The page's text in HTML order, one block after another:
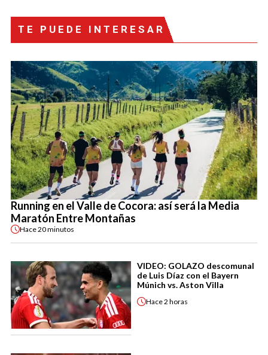
TE PUEDE INTERESAR
Running en el Valle de Cocora: así será la Media
Maratón Entre Montañas
Hace20 minutos
VIDEO: GOLAZO descomunal
de Luis Díaz con el Bayern
Múnich vs. Aston Villa
Hace2 horas